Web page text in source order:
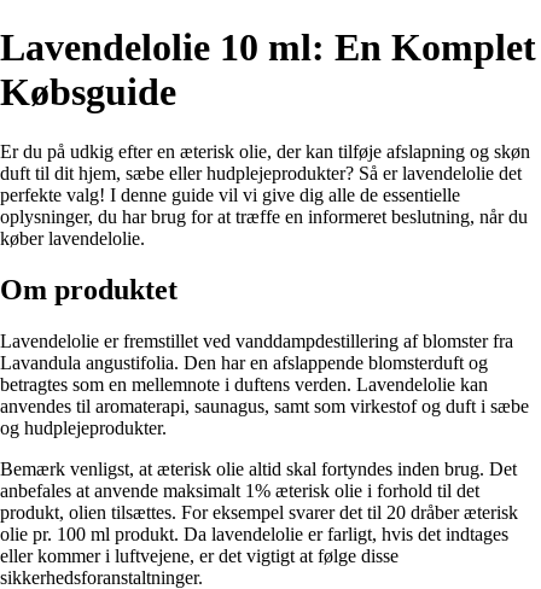
Lavendelolie 10 ml: En Komplet
Købsguide
Er du på udkig efter en æterisk olie, der kan tilføje afslapning og skøn
duft til dit hjem, sæbe eller hudplejeprodukter? Så er lavendelolie det
perfekte valg! I denne guide vil vi give dig alle de essentielle
oplysninger, du har brug for at træffe en informeret beslutning, når du
køber lavendelolie.
Om produktet
Lavendelolie er fremstillet ved vanddampdestillering af blomster fra
Lavandula angustifolia. Den har en afslappende blomsterduft og
betragtes som en mellemnote i duftens verden. Lavendelolie kan
anvendes til aromaterapi, saunagus, samt som virkestof og duft i sæbe
og hudplejeprodukter.
Bemærk venligst, at æterisk olie altid skal fortyndes inden brug. Det
anbefales at anvende maksimalt 1% æterisk olie i forhold til det
produkt, olien tilsættes. For eksempel svarer det til 20 dråber æterisk
olie pr. 100 ml produkt. Da lavendelolie er farligt, hvis det indtages
eller kommer i luftvejene, er det vigtigt at følge disse
sikkerhedsforanstaltninger.